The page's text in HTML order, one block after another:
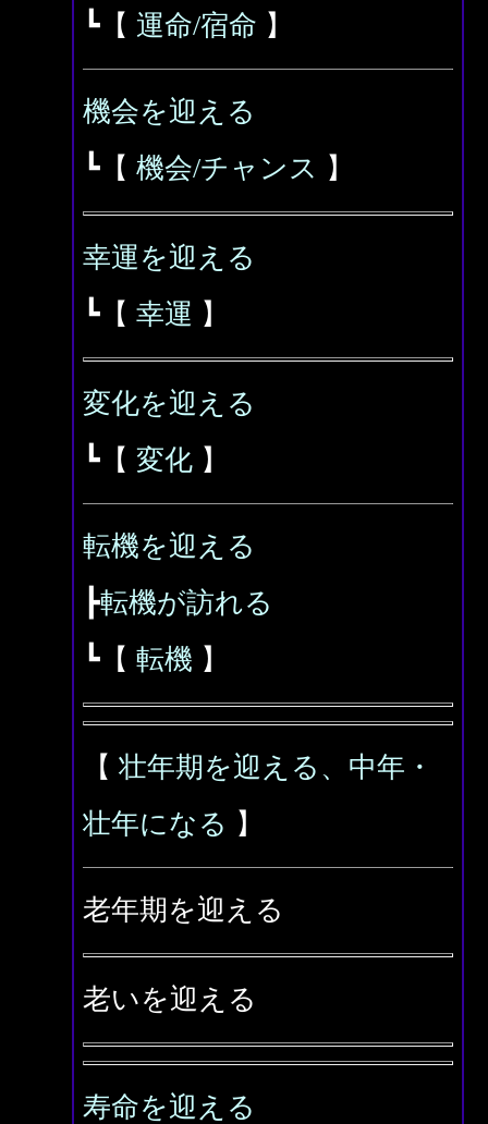
┗【 運命/宿命 】
機会を迎える
┗【 機会/チャンス 】
幸運を迎える
┗【 幸運 】
変化を迎える
┗【 変化 】
転機を迎える
┣転機が訪れる
┗【 転機 】
【 壮年期を迎える、中年・
壮年になる 】
老年期を迎える
老いを迎える
寿命を迎える